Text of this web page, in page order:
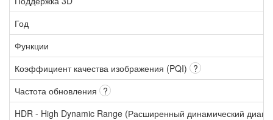
Год
Функции
Коэффициент качества изображения (PQI) ?
Частота обновления ?
HDR - High Dynamic Range (Расширенный динамический